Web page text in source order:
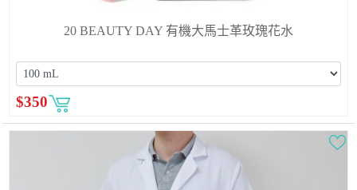
20 BEAUTY DAY 有機大馬士革玫瑰花水
$350